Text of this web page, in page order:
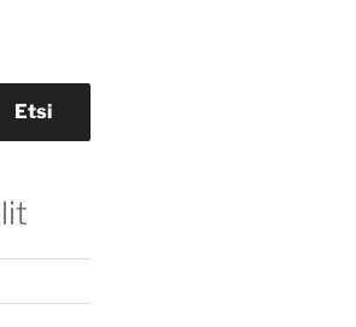
Etsi